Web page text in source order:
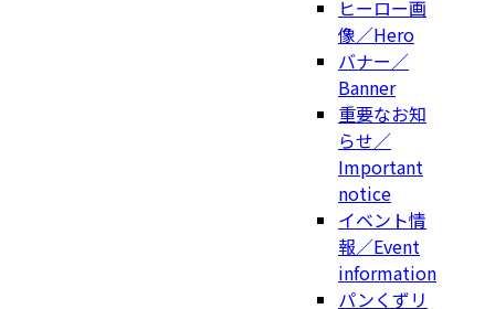
ヒーロー画
像／Hero
バナー／
Banner
重要なお知
らせ／
Important
notice
イベント情
報／Event
information
パンくずリ